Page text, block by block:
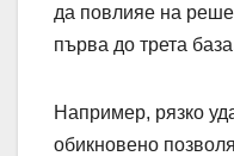
да повлияе на
първа до трета
Например, рязко
обикновено